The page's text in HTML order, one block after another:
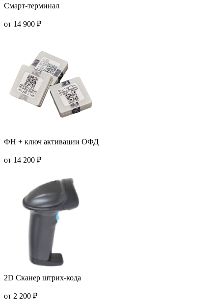
Смарт-терминал
от 14 900 ₽
ФН + ключ активации ОФД
от 14 200 ₽
2D Сканер штрих-кода
от 2 200 ₽